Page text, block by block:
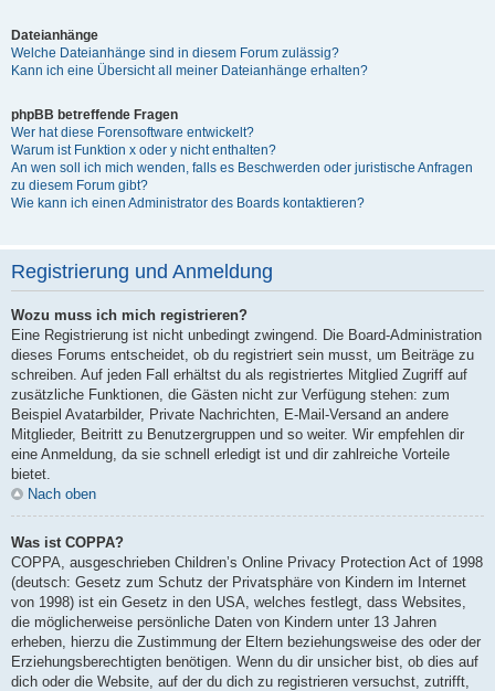
Dateianhänge
Welche Dateianhänge sind in diesem Forum zulässig?
Kann ich eine Übersicht all meiner Dateianhänge erhalten?
phpBB betreffende Fragen
Wer hat diese Forensoftware entwickelt?
Warum ist Funktion x oder y nicht enthalten?
An wen soll ich mich wenden, falls es Beschwerden oder juristische Anfragen
zu diesem Forum gibt?
Wie kann ich einen Administrator des Boards kontaktieren?
Registrierung und Anmeldung
Wozu muss ich mich registrieren?
Eine Registrierung ist nicht unbedingt zwingend. Die Board-Administration
dieses Forums entscheidet, ob du registriert sein musst, um Beiträge zu
schreiben. Auf jeden Fall erhältst du als registriertes Mitglied Zugriff auf
zusätzliche Funktionen, die Gästen nicht zur Verfügung stehen: zum
Beispiel Avatarbilder, Private Nachrichten, E-Mail-Versand an andere
Mitglieder, Beitritt zu Benutzergruppen und so weiter. Wir empfehlen dir
eine Anmeldung, da sie schnell erledigt ist und dir zahlreiche Vorteile
bietet.
Nach oben
Was ist COPPA?
COPPA, ausgeschrieben Children’s Online Privacy Protection Act of 1998
(deutsch: Gesetz zum Schutz der Privatsphäre von Kindern im Internet
von 1998) ist ein Gesetz in den USA, welches festlegt, dass Websites,
die möglicherweise persönliche Daten von Kindern unter 13 Jahren
erheben, hierzu die Zustimmung der Eltern beziehungsweise des oder der
Erziehungsberechtigten benötigen. Wenn du dir unsicher bist, ob dies auf
dich oder die Website, auf der du dich zu registrieren versuchst, zutrifft,